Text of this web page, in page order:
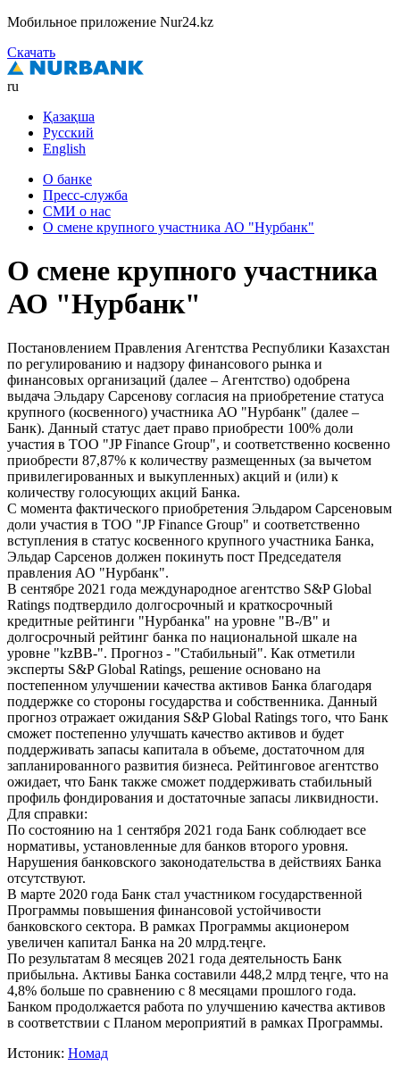
Мобильное приложение Nur24.kz
Скачать
ru
Қазақша
Русский
English
О банке
Пресс-служба
СМИ о нас
О смене крупного участника АО "Нурбанк"
О смене крупного участника
АО "Нурбанк"
Постановлением Правления Агентства Республики Казахстан
по регулированию и надзору финансового рынка и
финансовых организаций (далее – Агентство) одобрена
выдача Эльдару Сарсенову согласия на приобретение статуса
крупного (косвенного) участника АО "Нурбанк" (далее –
Банк). Данный статус дает право приобрести 100% доли
участия в ТОО "JP Finance Group", и соответственно косвенно
приобрести 87,87% к количеству размещенных (за вычетом
привилегированных и выкупленных) акций и (или) к
количеству голосующих акций Банка.
С момента фактического приобретения Эльдаром Сарсеновым
доли участия в ТОО "JP Finance Group" и соответственно
вступления в статус косвенного крупного участника Банка,
Эльдар Сарсенов должен покинуть пост Председателя
правления АО "Нурбанк".
В сентябре 2021 года международное агентство S&P Global
Ratings подтвердило долгосрочный и краткосрочный
кредитные рейтинги "Нурбанка" на уровне "В-/В" и
долгосрочный рейтинг банка по национальной шкале на
уровне "kzBB-". Прогноз - "Стабильный". Как отметили
эксперты S&P Global Ratings, решение основано на
постепенном улучшении качества активов Банка благодаря
поддержке со стороны государства и собственника. Данный
прогноз отражает ожидания S&P Global Ratings того, что Банк
сможет постепенно улучшать качество активов и будет
поддерживать запасы капитала в объеме, достаточном для
запланированного развития бизнеса. Рейтинговое агентство
ожидает, что Банк также сможет поддерживать стабильный
профиль фондирования и достаточные запасы ликвидности.
Для справки:
По состоянию на 1 сентября 2021 года Банк соблюдает все
нормативы, установленные для банков второго уровня.
Нарушения банковского законодательства в действиях Банка
отсутствуют.
В марте 2020 года Банк стал участником государственной
Программы повышения финансовой устойчивости
банковского сектора. В рамках Программы акционером
увеличен капитал Банка на 20 млрд.теңге.
По результатам 8 месяцев 2021 года деятельность Банк
прибыльна. Активы Банка составили 448,2 млрд теңге, что на
4,8% больше по сравнению с 8 месяцами прошлого года.
Банком продолжается работа по улучшению качества активов
в соответствии с Планом мероприятий в рамках Программы.
Истоник: Номад